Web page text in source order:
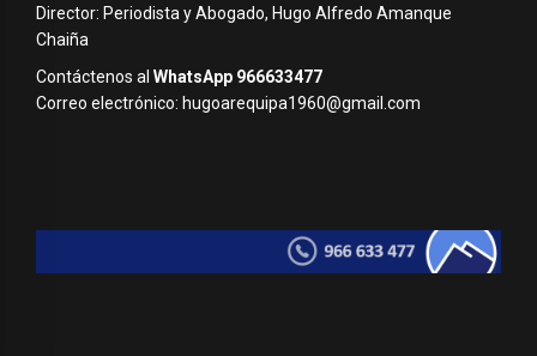
Director: Periodista y Abogado, Hugo Alfredo Amanque
Chaiña
Contáctenos al WhatsApp 966633477
Correo electrónico: hugoarequipa1960@gmail.com